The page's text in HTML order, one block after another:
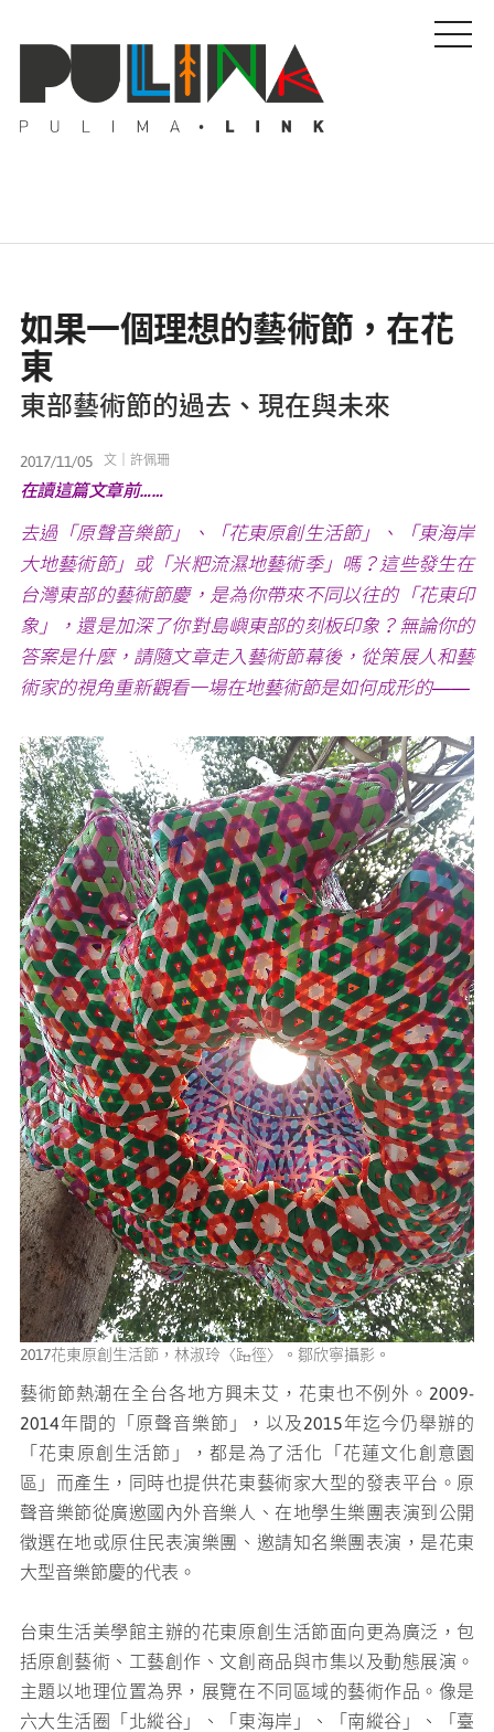
藝壇人物
Pulima藝術獎
活動專區
媒體專區
原住民族文化藝術補助成果專區
展演櫥窗
如果一個理想的藝術節，在花
東
東部藝術節的過去、現在與未來
2017/11/05 文｜許佩珊
在讀這篇文章前……
去過「原聲音樂節」、「花東原創生活節」、「東海岸
大地藝術節」或「米粑流濕地藝術季」嗎？這些發生在
台灣東部的藝術節慶，是為你帶來不同以往的「花東印
象」，還是加深了你對島嶼東部的刻板印象？無論你的
答案是什麼，請隨文章走入藝術節幕後，從策展人和藝
術家的視角重新觀看一場在地藝術節是如何成形的——
2017花東原創生活節，林淑玲〈路徑〉。鄒欣寧攝影。
藝術節熱潮在全台各地方興未艾，花東也不例外。2009-
2014年間的「原聲音樂節」，以及2015年迄今仍舉辦的
「花東原創生活節」，都是為了活化「花蓮文化創意園
區」而產生，同時也提供花東藝術家大型的發表平台。原
聲音樂節從廣邀國內外音樂人、在地學生樂團表演到公開
徵選在地或原住民表演樂團、邀請知名樂團表演，是花東
大型音樂節慶的代表。
台東生活美學館主辦的花東原創生活節面向更為廣泛，包
括原創藝術、工藝創作、文創商品與市集以及動態展演。
主題以地理位置為界，展覽在不同區域的藝術作品。像是
六大生活圈「北縱谷」、「東海岸」、「南縱谷」、「臺